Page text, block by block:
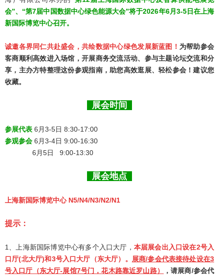
会”、“第7届中国数据中心绿色能源大会”将于2026年6月3-5日在上海
新国际博览中心召开。
诚邀各界同仁共赴盛会，共绘数据中心绿色发展新蓝图！ 为帮助参会
客商顺利高效进入场馆，开展商务交流活动、参与主题论坛交流和分
享，主办方特整理这份参观指南，助您高效逛展、轻松参会！建议您
收藏。
展会时间
参展代表 6月3-5日 8:30-17:00
参观参会 6月3-4日 9:00-16:30
6月5日 9:00-13:30
展会地点
上海新国际博览中心 N5/N4/N3/N2/N1
提示：
1、上海新国际博览中心有多个入口大厅， 本届展会出入口设在2号入
口厅(北大厅)和3号入口大厅（东大厅）。
展商/参会代表接待处设在3
号入口厅（东大厅-展馆7号门，花木路靠近罗山路）
，请展商/参会代